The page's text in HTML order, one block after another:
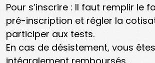
Pour s’inscrire : Il faut remplir le
pré-inscription et régler la
participer aux tests.
En cas de désistement, vous êtes